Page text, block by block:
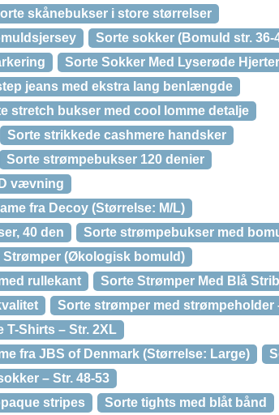
skånebukser i store størrelser
Sorte sokker (Bomuld str. 36-
Sorte Sokker Med Lyserøde Hjerter
jeans med ekstra lang benlængde
stretch bukser med cool lomme detalje
Sorte strikkede cashmere handsker
Sorte strømpebukser 120 denier
vævning
fra Decoy (Størrelse: M/L)
40 den
Sorte strømpebukser med
Strømper (Økologisk bomuld)
rullekant
Sorte Strømper Med Blå
Sorte strømper med strømpeholder
T-Shirts – Str. 2XL
fra JBS of Denmark (Størrelse: Large)
– Str. 48-53
stripes
Sorte tights med blåt bånd